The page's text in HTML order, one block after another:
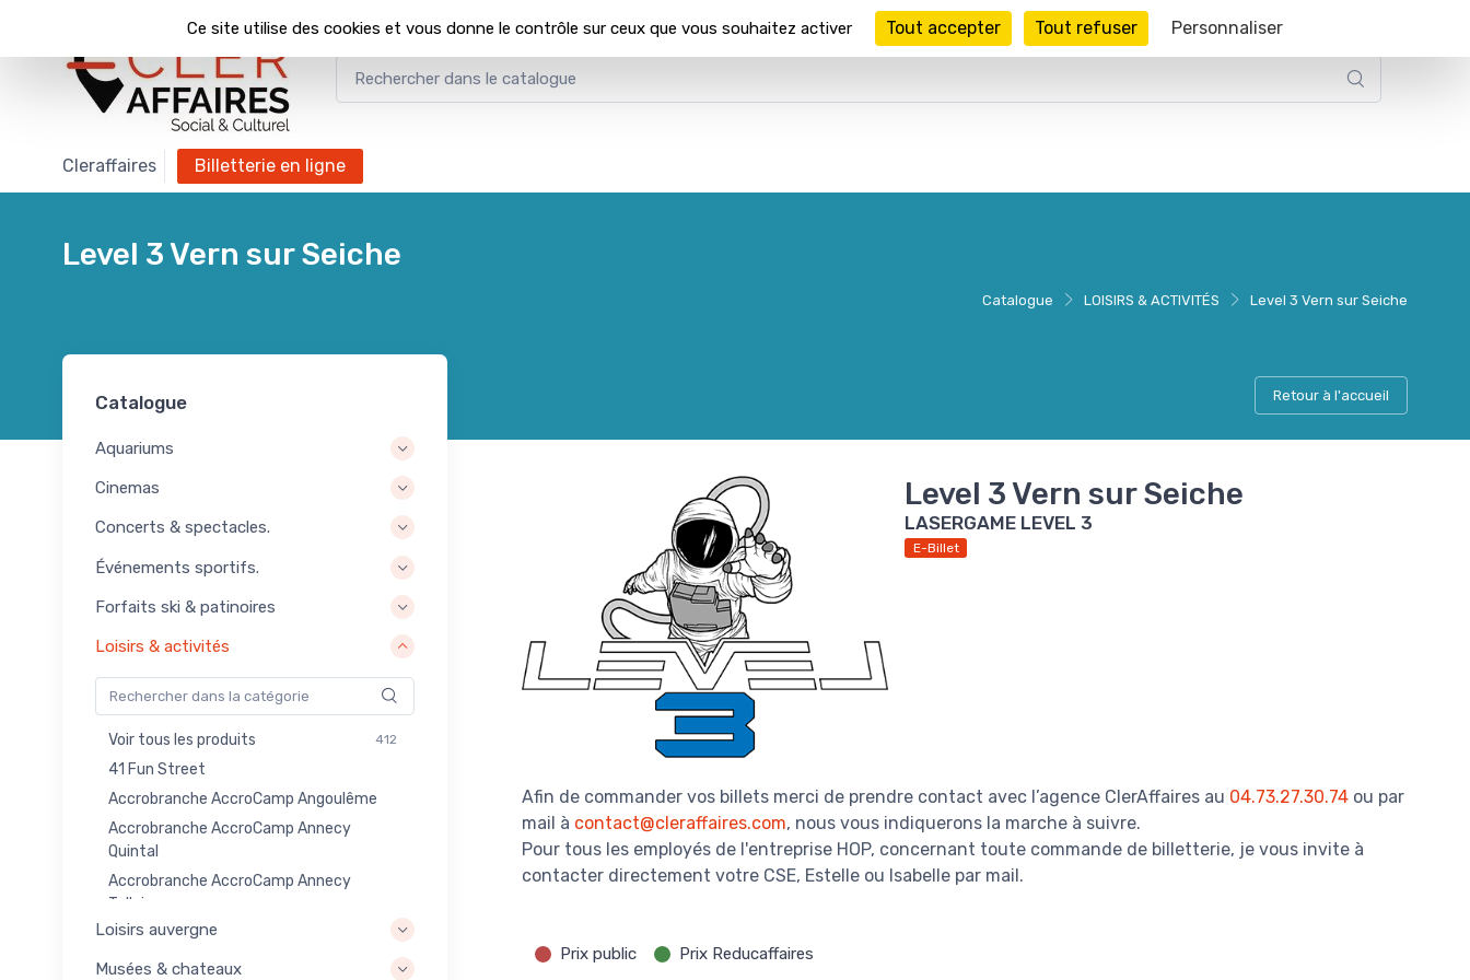
Cleraffaires billetterie en ligne
Level 3 Vern sur Seiche
Catalogue LOISIRS & ACTIVITÉS Level 3 Vern sur Seiche
Catalogue
Aquariums
Cinemas
Concerts & spectacles.
Événements sportifs.
Forfaits ski & patinoires
Loisirs & activités
Voir tous les produits 412
41 Fun Street
Accrobranche AccroCamp Angoulême
Accrobranche AccroCamp Annecy
Quintal
Accrobranche AccroCamp Annecy
Talloires
Accrobranche AccroCamp Annemasse
Loisirs auvergne
Musées & chateaux
Retour à l'accueil
Level 3 Vern sur Seiche
LASERGAME LEVEL 3
E-Billet
Afin de commander vos billets merci de prendre contact avec l’agence ClerAffaires au 04.73.27.30.74 ou par
mail à contact@cleraffaires.com, nous vous indiquerons la marche à suivre.
Pour tous les employés de l'entreprise HOP, concernant toute commande de billetterie, je vous invite à
contacter directement votre CSE, Estelle ou Isabelle par mail.
Prix public Prix Reducaffaires
Ce site utilise des cookies et vous donne le contrôle sur ceux que vous souhaitez activer Tout accepter Tout refuser Personnaliser